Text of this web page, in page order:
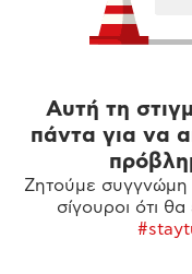
Αυτή τη
πάντα για να
Ζητούμε συγγνώμη
σίγουροι ότι